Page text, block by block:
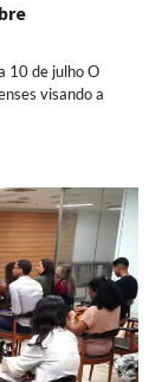
10 de julho O
visando a